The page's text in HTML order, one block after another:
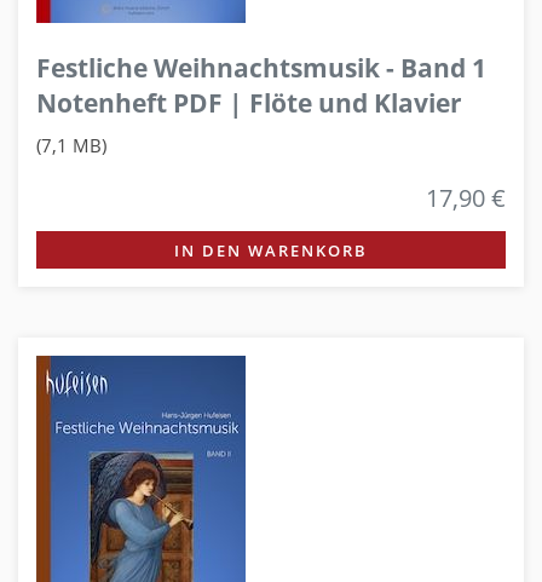
Festliche Weihnachtsmusik - Band 1
Notenheft PDF | Flöte und Klavier
(7,1 MB)
17,90 €
IN DEN WARENKORB